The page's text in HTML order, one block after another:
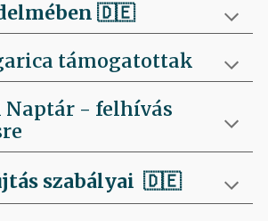
🇩🇪
támogatottak
Naptár - felhívás
szabályai 🇩🇪